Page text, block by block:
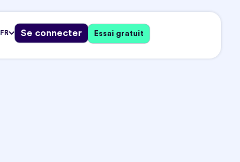
FR Se connecter Essai gratuit